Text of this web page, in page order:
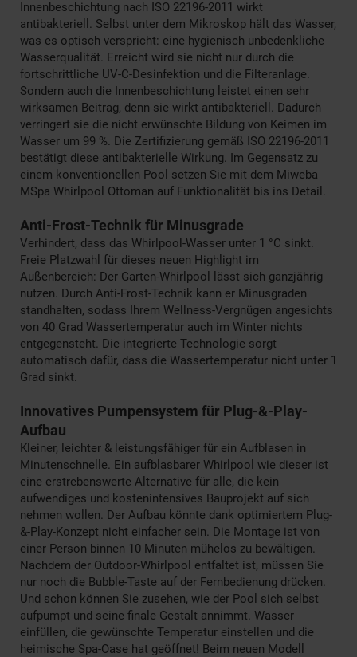
Innenbeschichtung nach ISO 22196-2011 wirkt
antibakteriell. Selbst unter dem Mikroskop hält das Wasser,
was es optisch verspricht: eine hygienisch unbedenkliche
Wasserqualität. Erreicht wird sie nicht nur durch die
fortschrittliche UV-C-Desinfektion und die Filteranlage.
Sondern auch die Innenbeschichtung leistet einen sehr
wirksamen Beitrag, denn sie wirkt antibakteriell. Dadurch
verringert sie die nicht erwünschte Bildung von Keimen im
Wasser um 99 %. Die Zertifizierung gemäß ISO 22196-2011
bestätigt diese antibakterielle Wirkung. Im Gegensatz zu
einem konventionellen Pool setzen Sie mit dem Miweba
MSpa Whirlpool Ottoman auf Funktionalität bis ins Detail.
Anti-Frost-Technik für Minusgrade
Verhindert, dass das Whirlpool-Wasser unter 1 °C sinkt.
Freie Platzwahl für dieses neuen Highlight im
Außenbereich: Der Garten-Whirlpool lässt sich ganzjährig
nutzen. Durch Anti-Frost-Technik kann er Minusgraden
standhalten, sodass Ihrem Wellness-Vergnügen angesichts
von 40 Grad Wassertemperatur auch im Winter nichts
entgegensteht. Die integrierte Technologie sorgt
automatisch dafür, dass die Wassertemperatur nicht unter 1
Grad sinkt.
Innovatives Pumpensystem für Plug-&-Play-
Aufbau
Kleiner, leichter & leistungsfähiger für ein Aufblasen in
Minutenschnelle. Ein aufblasbarer Whirlpool wie dieser ist
eine erstrebenswerte Alternative für alle, die kein
aufwendiges und kostenintensives Bauprojekt auf sich
nehmen wollen. Der Aufbau könnte dank optimiertem Plug-
&-Play-Konzept nicht einfacher sein. Die Montage ist von
einer Person binnen 10 Minuten mühelos zu bewältigen.
Nachdem der Outdoor-Whirlpool entfaltet ist, müssen Sie
nur noch die Bubble-Taste auf der Fernbedienung drücken.
Und schon können Sie zusehen, wie der Pool sich selbst
aufpumpt und seine finale Gestalt annimmt. Wasser
einfüllen, die gewünschte Temperatur einstellen und die
heimische Spa-Oase hat geöffnet! Beim neuen Modell